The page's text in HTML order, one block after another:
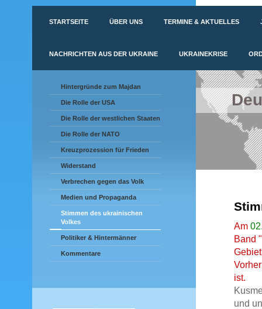
STARTSEITE ÜBER UNS TERMINE & AKTUELLES
NACHRICHTEN AUS DER UKRAINE UKRAINEKRISE
Hintergründe zum Majdan
Die Rolle der USA
Die Rolle der westlichen Staaten
Die Rolle der NATO
Kreuzprozession für Frieden
Widerstand
Verbrechen gegen das Volk
Medien und Propaganda
Stimmen des ukrainischen
Volkes
Politiker & Hintermänner
Kommentare
Am
Band
ist.
und